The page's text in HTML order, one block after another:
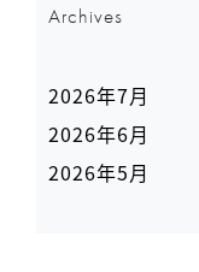
Archives
2026年7月
2026年6月
2026年5月